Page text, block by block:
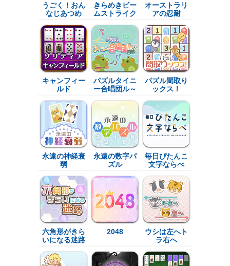
うごく！おん
なじあつめ
きらめきビー
ムストライク
オーストラリ
アの忍耐
キャンフィー
ルド
パズルタイニ
ー合唱団ル～
パズル間取り
ックス！
永遠の神経衰
弱
永遠の数字パ
ズル
毎日ぴたんこ
文字ならべ
六角形がきら
いになる迷路
2048
ウシは左へト
ラ右へ